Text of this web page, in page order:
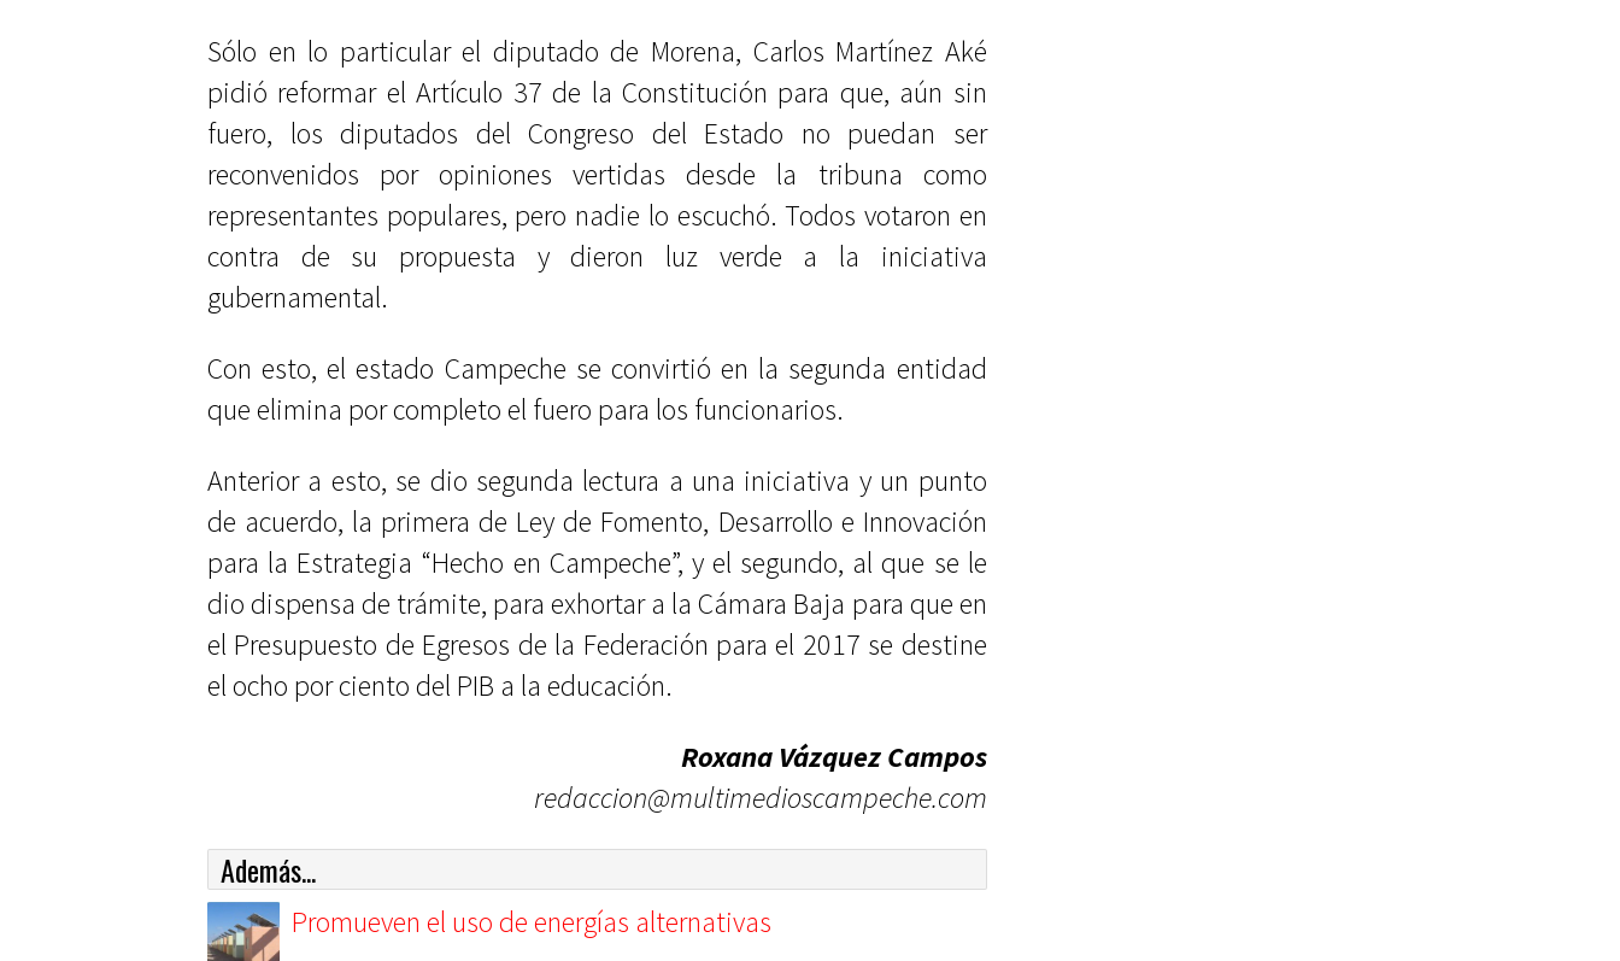
Sólo en lo particular el diputado de Morena, Carlos Martínez Aké
pidió reformar el Artículo 37 de la Constitución para que, aún sin
fuero, los diputados del Congreso del Estado no puedan ser
reconvenidos por opiniones vertidas desde la tribuna como
representantes populares, pero nadie lo escuchó. Todos votaron en
contra de su propuesta y dieron luz verde a la iniciativa
gubernamental.
Con esto, el estado Campeche se convirtió en la segunda entidad
que elimina por completo el fuero para los funcionarios.
Anterior a esto, se dio segunda lectura a una iniciativa y un punto
de acuerdo, la primera de Ley de Fomento, Desarrollo e Innovación
para la Estrategia “Hecho en Campeche”, y el segundo, al que se le
dio dispensa de trámite, para exhortar a la Cámara Baja para que en
el Presupuesto de Egresos de la Federación para el 2017 se destine
el ocho por ciento del PIB a la educación.
Roxana Vázquez Campos
redaccion@multimedioscampeche.com
Además...
Promueven el uso de energías alternativas